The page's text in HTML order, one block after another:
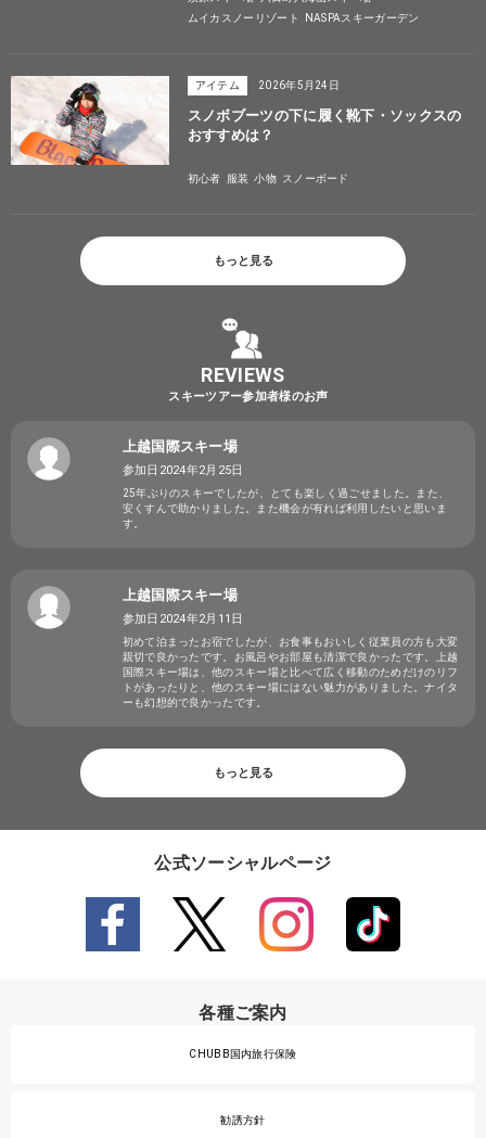
ムイカスノーリゾート
NASPAスキーガーデン
アイテム 2026年5月24日
スノボブーツの下に履く靴下・ソックスの
おすすめは？
初心者 服装 小物 スノーボード
もっと見る
REVIEWS
スキーツアー参加者様のお声
上越国際スキー場
参加日2024年2月25日
25年ぶりのスキーでしたが、とても楽しく過ごせました。また、
安くすんで助かりました。また機会が有れば利用したいと思いま
す。
上越国際スキー場
参加日2024年2月11日
初めて泊まったお宿でしたが、お食事もおいしく従業員の方も大変
親切で良かったです。お風呂やお部屋も清潔で良かったです。上越
国際スキー場は、他のスキー場と比べて広く移動のためだけのリフ
トがあったりと、他のスキー場にはない魅力がありました。ナイタ
ーも幻想的で良かったです。
もっと見る
公式ソーシャルページ
各種ご案内
CHUBB国内旅行保険
勧誘方針